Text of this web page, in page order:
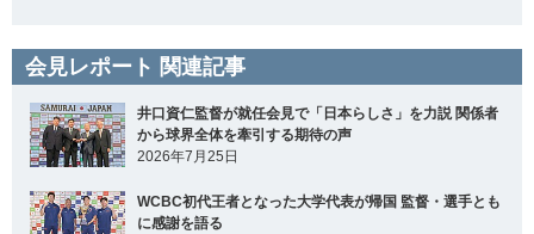
会見レポート 関連記事
井口資仁監督が就任会見で「日本らしさ」を力説 関係者
から球界全体を牽引する期待の声
2026年7月25日
WCBC初代王者となった大学代表が帰国 監督・選手とも
に感謝を語る